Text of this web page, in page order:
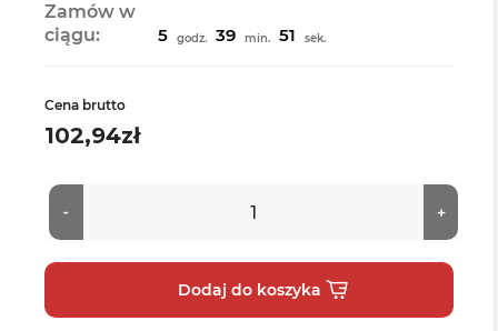
Zamów w
ciągu:
5 godz. 39 min. 50 sek.
Cena brutto
102,94zł